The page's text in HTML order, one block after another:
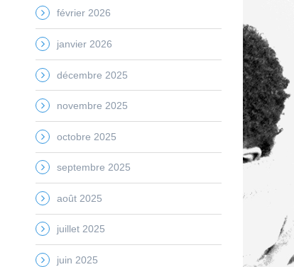
février 2026
janvier 2026
décembre 2025
novembre 2025
octobre 2025
septembre 2025
août 2025
juillet 2025
juin 2025